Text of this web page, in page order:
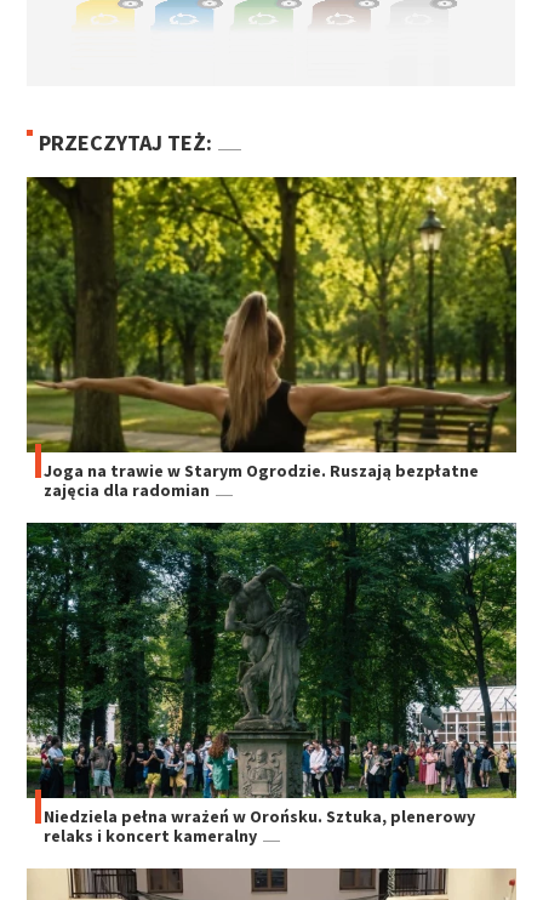
PRZECZYTAJ TEŻ:
Joga na trawie w Starym Ogrodzie. Ruszają bezpłatne
zajęcia dla radomian
Niedziela pełna wrażeń w Orońsku. Sztuka, plenerowy
relaks i koncert kameralny